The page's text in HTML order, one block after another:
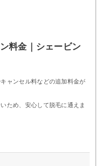
料金｜シェービン
ャンセル料などの追加料金が
ため、安心して脱毛に通えま